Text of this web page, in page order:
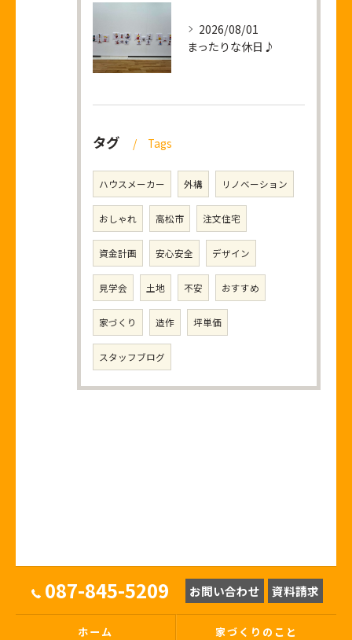
2026/08/01
まったりな休日♪
タグ Tags
ハウスメーカー 外構 リノベーション
おしゃれ 高松市 注文住宅
資金計画 安心安全 デザイン
見学会 土地 不安 おすすめ
家づくり 造作 坪単価
スタッフブログ
087-845-5209 お問い合わせ 資料請求
ホーム 家づくりのこと